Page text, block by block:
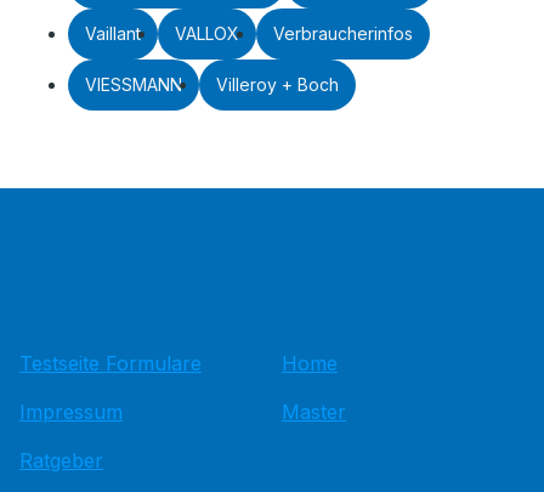
Vaillant VALLOX Verbraucherinfos
VIESSMANN Villeroy + Boch
Testseite Formulare
Impressum
Ratgeber
Home
Master